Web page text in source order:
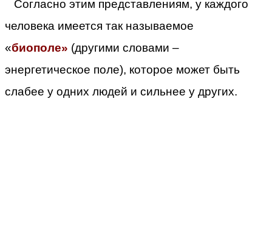
Согласно этим представлениям, у каждого
человека имеется так называемое
«биополе» (другими словами –
энергетическое поле), которое может быть
слабее у одних людей и сильнее у других.